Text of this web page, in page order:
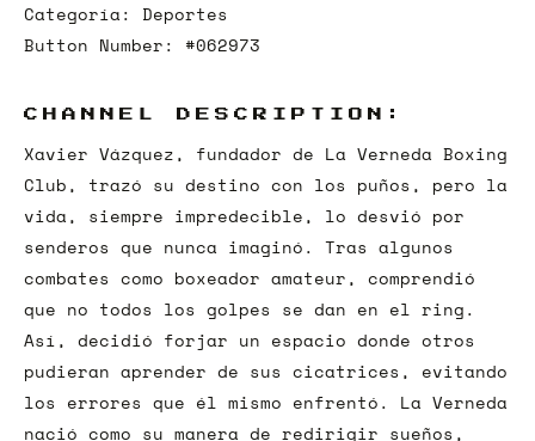
Categoría: Deportes
Button Number: #062973
CHANNEL DESCRIPTION:
Xavier Vázquez, fundador de La Verneda Boxing
Club, trazó su destino con los puños, pero la
vida, siempre impredecible, lo desvió por
senderos que nunca imaginó. Tras algunos
combates como boxeador amateur, comprendió
que no todos los golpes se dan en el ring.
Así, decidió forjar un espacio donde otros
pudieran aprender de sus cicatrices, evitando
los errores que él mismo enfrentó. La Verneda
nació como su manera de redirigir sueños,